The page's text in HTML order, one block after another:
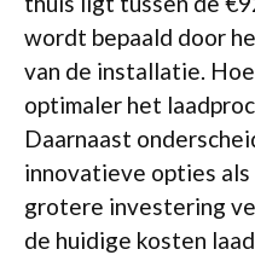
wordt bepaald door
van de installatie.
optimaler het
Daarnaast
innovatieve opties
grotere investering
de huidige kosten